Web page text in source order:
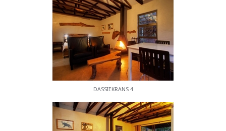
spektakulär schön und es gibt häufige Pools, die
Sie an einem heißen Sommertag verführen können.
Wenn Sie Glück haben, können Sie auf
Klipspringer, Kudu oder ein anderes Spiel
begegnen, das wir eingeführt haben.
DASSIEKRANS 4